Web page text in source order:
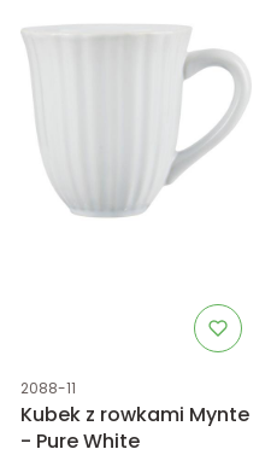
Kod produktu
2088-11
Kubek z rowkami Mynte
- Pure White